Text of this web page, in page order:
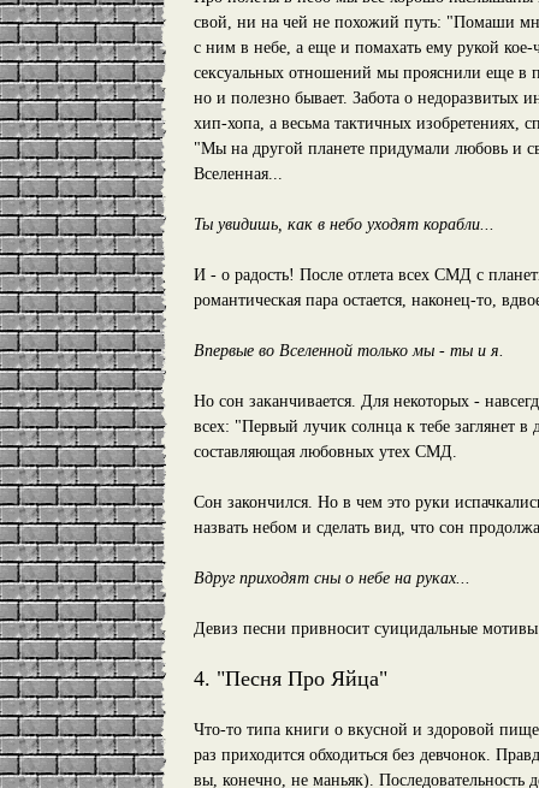
свой, ни на чей не похожий путь: "Помаши
с ним в небе, а еще и помахать ему рукой
сексуальных отношений мы прояснили еще в
но и полезно бывает. Забота о недоразвитых
хип-хопа, а весьма тактичных изобретениях,
"Мы на другой планете придумали любовь и
Вселенная...
Ты увидишь, как в небо уходят корабли...
И - о радость! После отлета всех СМД с
романтическая пара остается, наконец-то,
Впервые во Вселенной только мы - ты и я.
Но сон заканчивается. Для некоторых -
всех: "Первый лучик солнца к тебе заглянет
составляющая любовных утех СМД.
Сон закончился. Но в чем это руки
назвать небом и сделать вид, что сон
Вдруг приходят сны о небе на руках...
Девиз песни привносит суицидальные
4. "Песня Про Яйца"
Что-то типа книги о вкусной и здоровой
раз приходится обходиться без девчонок.
вы, конечно, не маньяк). Последовательность